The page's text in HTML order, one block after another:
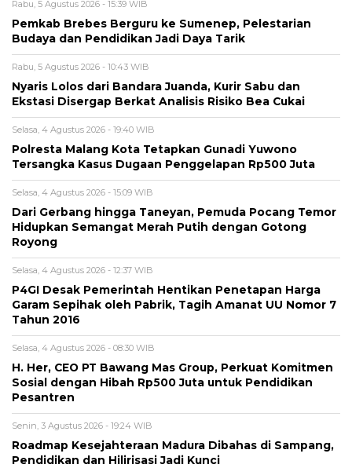
Rabu, 5 Agustus 2026 - 15:39 WIB
Pemkab Brebes Berguru ke Sumenep, Pelestarian
Budaya dan Pendidikan Jadi Daya Tarik
Rabu, 5 Agustus 2026 - 10:43 WIB
Nyaris Lolos dari Bandara Juanda, Kurir Sabu dan
Ekstasi Disergap Berkat Analisis Risiko Bea Cukai
Selasa, 4 Agustus 2026 - 19:40 WIB
Polresta Malang Kota Tetapkan Gunadi Yuwono
Tersangka Kasus Dugaan Penggelapan Rp500 Juta
Selasa, 4 Agustus 2026 - 15:09 WIB
Dari Gerbang hingga Taneyan, Pemuda Pocang Temor
Hidupkan Semangat Merah Putih dengan Gotong
Royong
Selasa, 4 Agustus 2026 - 12:37 WIB
P4GI Desak Pemerintah Hentikan Penetapan Harga
Garam Sepihak oleh Pabrik, Tagih Amanat UU Nomor 7
Tahun 2016
Selasa, 4 Agustus 2026 - 08:30 WIB
H. Her, CEO PT Bawang Mas Group, Perkuat Komitmen
Sosial dengan Hibah Rp500 Juta untuk Pendidikan
Pesantren
Senin, 3 Agustus 2026 - 19:24 WIB
Roadmap Kesejahteraan Madura Dibahas di Sampang,
Pendidikan dan Hilirisasi Jadi Kunci